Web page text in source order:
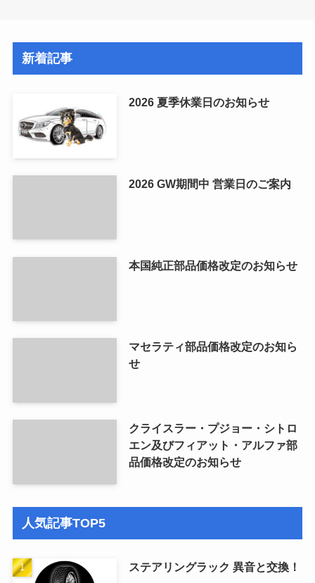
新着記事
2026 夏季休業日のお知らせ
2026 GW期間中 営業日のご案内
本国純正部品価格改定のお知らせ
マセラティ部品価格改定のお知ら
せ
クライスラー・プジョー・シトロ
エン及びフィアット・アルファ部
品価格改定のお知らせ
人気記事TOP5
ステアリングラック 異音と交換！